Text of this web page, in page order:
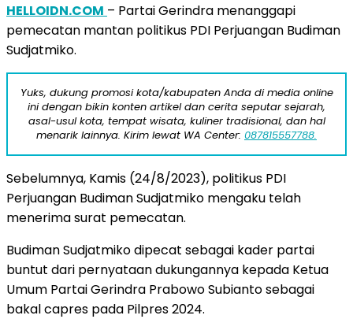
HELLOIDN.COM – Partai Gerindra menanggapi
pemecatan mantan politikus PDI Perjuangan Budiman
Sudjatmiko.
Yuks, dukung promosi kota/kabupaten Anda di media online
ini dengan bikin konten artikel dan cerita seputar sejarah,
asal-usul kota, tempat wisata, kuliner tradisional, dan hal
menarik lainnya. Kirim lewat WA Center: 087815557788.
Sebelumnya, Kamis (24/8/2023), politikus PDI
Perjuangan Budiman Sudjatmiko mengaku telah
menerima surat pemecatan.
Budiman Sudjatmiko dipecat sebagai kader partai
buntut dari pernyataan dukungannya kepada Ketua
Umum Partai Gerindra Prabowo Subianto sebagai
bakal capres pada Pilpres 2024.